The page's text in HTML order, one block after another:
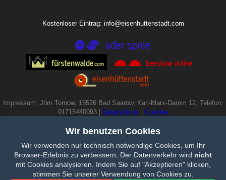
Wir benutzen Cookies
Wir verwenden nur technisch notwendige Cookies, um Ihr
Browser-Erlebnis zu verbessern. Der Datenverkehr wird nicht
mit Cookies analysieren. Indem Sie auf "Akzeptieren" klicken,
stimmen Sie unserer Verwendung von Cookies zu.
Kostenloser Eintrag: info@eisenhuttenstadt.com
Impressum: Jörn Tornow, 15526 Bad Saarow, Karl-Marx-Damm 12, Telefon:
01715440093 |
Datenschutz Cookies